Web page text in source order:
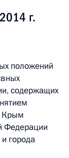
г.
положений
содержащих
Крым
Федерации
города